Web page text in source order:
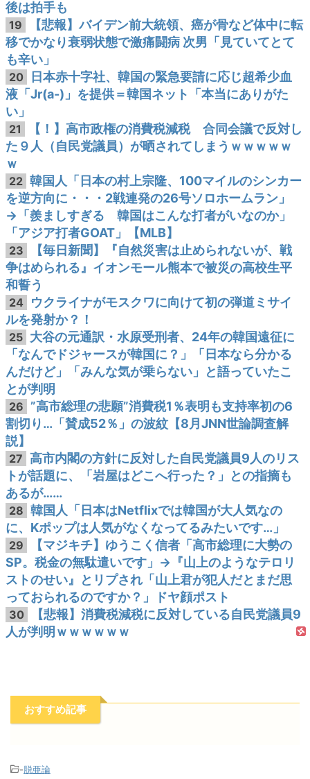
後は拍手も
19
【悲報】バイデン前大統領、癌が骨など体中に転
移でかなり衰弱状態で激痛闘病 次男「見ていてとて
も辛い」
20
日本赤十字社、韓国の緊急要請に応じ超希少血
液「Jr(a-)」を提供＝韓国ネット「本当にありがた
い」
21
【！】高市政権の消費税減税 合同会議で反対し
た９人（自民党議員）が晒されてしまうｗｗｗｗｗ
ｗ
22 韓国人「日本の村上宗隆、100マイルのシンカー
を逆方向に・・・2戦連発の26号ソロホームラン」
→「羨ましすぎる 韓国はこんな打者がいなのか」
「アジア打者GOAT」【MLB】
23
【毎日新聞】『自然災害は止められないが、戦
争はめられる』イオンモール熊本で被災の高校生平
和誓う
24
ウクライナがモスクワに向けて初の弾道ミサイ
ルを発射か？！
25 大谷の元通訳・水原受刑者、24年の韓国遠征に
「なんでドジャースが韓国に？」「日本なら分かる
んだけど」「みんな気が乗らない」と語っていたこ
とが判明
26 ”高市総理の悲願”消費税1％表明も支持率初の6
割切り…「賛成52％」の波紋【8月JNN世論調査解
説】
27 高市内閣の方針に反対した自民党議員9人のリス
トが話題に、「岩屋はどこへ行った？」との指摘も
あるが……
28 韓国人「日本はNetflixでは韓国が大人気なの
に、Kポップは人気がなくなってるみたいです…」
29
【マジキチ】ゆうこく信者「高市総理に大勢の
SP。税金の無駄遣いです」→『山上のようなテロリ
ストのせい』とリプされ「山上君が犯人だとまだ思
っておられるのですか？」ドヤ顔ポスト
30
【悲報】消費税減税に反対している自民党議員9
人が判明ｗｗｗｗｗｗ
おすすめ記事
-脱亜論